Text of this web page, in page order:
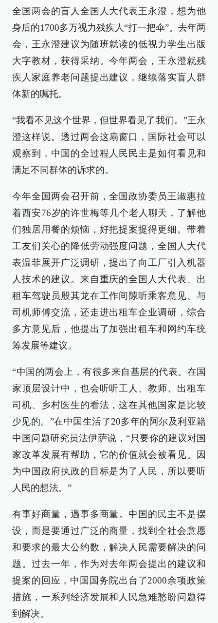
全国两会的盲人全国人大代表王永澄，想为他
身后的1700多万视力残疾人“打一把伞”。去年两
会，王永澄建议为随班就读的低视力学生出版
大字教材，获得采纳。今年两会，王永澄就残
疾人家庭养老问题提出建议，继续落实盲人群
体新的嘱托。
“我看不见这个世界，但世界看见了我们。”王永
澄这样说。透过两会这扇窗口，国际社会可以
观察到，中国的全过程人民民主是如何看见和
满足不同群体的诉求的。
今年全国两会召开前，全国政协委员王淑惠拉
着西安76岁的许世梅等几个老人聊天，了解他
们独居用餐的烦恼，好把提案提得更细。带着
工友们关心的降低劳动强度问题，全国人大代
表温菲展开广泛调研，提出了向工厂引入机器
人技术的建议。来自重庆的全国人大代表、出
租车驾驶员殷其龙在工作间隙听乘客意见、与
司机师傅交流，还走进出租车企业调研，综合
多方意见后，他提出了加强出租车和网约车统
筹发展等建议。
“中国的两会上，有很多来自基层的代表。在国
家顶层设计中，也会听听工人、教师、出租车
司机、乡村医生的看法，这在其他国家是比较
少见的。”在中国生活了20多年的阿尔及利亚籍
中国问题研究员法伊萨说，“只要你的建议对国
家改革发展有帮助，它的价值就会被看见。因
为中国政府执政的目标是为了人民，所以要听
人民的想法。”
有事好商量，遇事多商量。中国的民主不是摆
设，而是要通过广泛的商量，找到全社会意愿
和要求的最大公约数，解决人民需要解决的问
题。过去一年，作为对去年两会提出的建议和
提案的回应，中国国务院出台了2000余项政策
措施，一系列经济发展和人民急难愁盼问题得
到解决。